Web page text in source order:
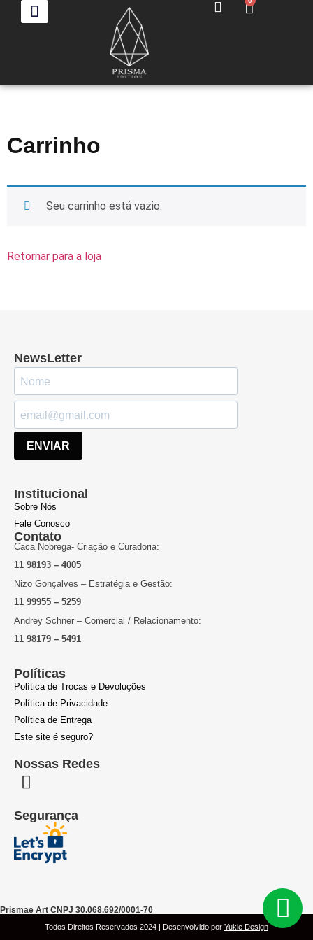
Carrinho
Seu carrinho está vazio.
Retornar para a loja
NewsLetter
ENVIAR
Institucional
Sobre Nós
Fale Conosco
Contato
Caca Nobrega- Criação e Curadoria:
11 98193 – 4005
Nizo Gonçalves – Estratégia e Gestão:
11 99955 – 5259
Andrey Schner – Comercial / Relacionamento:
11 98179 – 5491
Políticas
Política de Trocas e Devoluções
Política de Privacidade
Política de Entrega
Este site é seguro?
Nossas Redes
Segurança
Prismae Art CNPJ 30.068.692/0001-70
Todos Direitos Reservados 2024 | Desenvolvido por Yukie Design